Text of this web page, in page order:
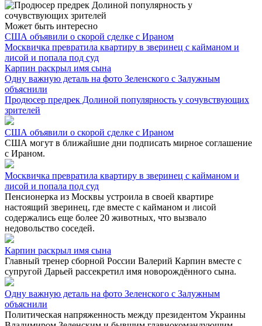
Может быть интересно
США объявили о скорой сделке с Ираном
Москвичка превратила квартиру в зверинец с кайманом и
лисой и попала под суд
Карпин раскрыл имя сына
Одну важную деталь на фото Зеленского с Залужным
объяснили
Продюсер предрек Долиной популярность у сочувствующих
зрителей
США объявили о скорой сделке с Ираном
США могут в ближайшие дни подписать мирное соглашение
с Ираном.
Москвичка превратила квартиру в зверинец с кайманом и
лисой и попала под суд
Пенсионерка из Москвы устроила в своей квартире
настоящий зверинец, где вместе с кайманом и лисой
содержались еще более 20 животных, что вызвало
недовольство соседей.
Карпин раскрыл имя сына
Главный тренер сборной России Валерий Карпин вместе с
супругой Дарьей рассекретил имя новорождённого сына.
Одну важную деталь на фото Зеленского с Залужным
объяснили
Политическая напряженность между президентом Украины